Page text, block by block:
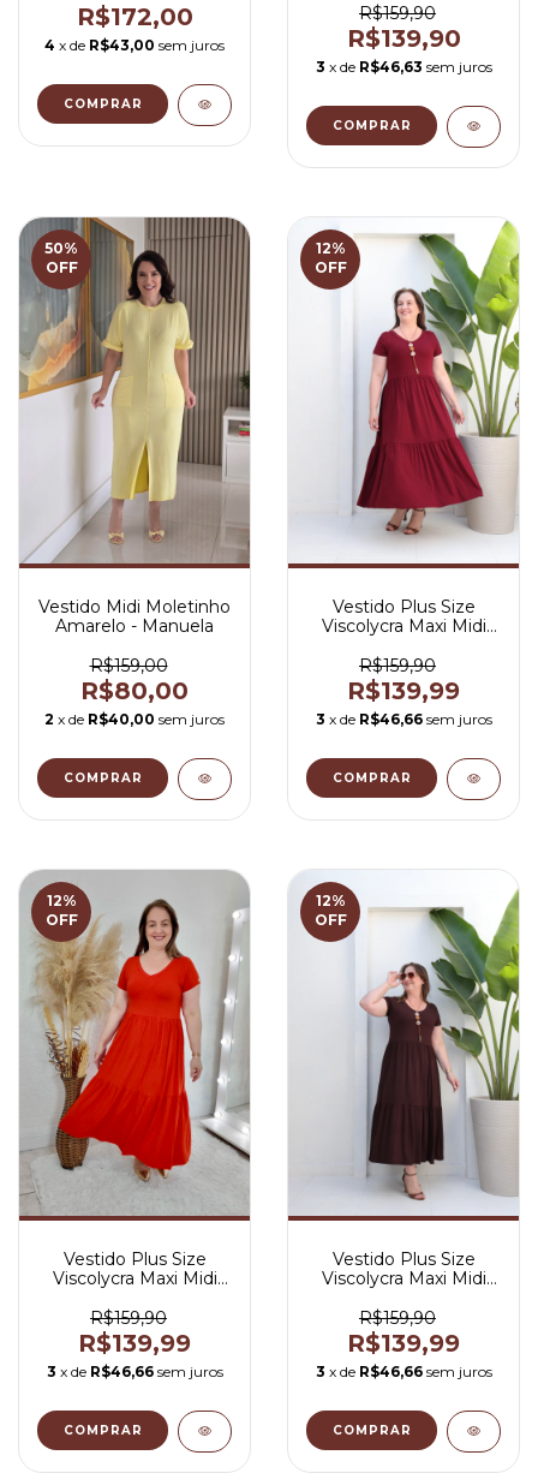
R$172,00
4 x de R$43,00 sem juros
COMPRAR
R$159,90
R$139,90
3 x de R$46,63 sem juros
COMPRAR
50%
OFF
Vestido Midi Moletinho
Amarelo - Manuela
R$159,00
R$80,00
2 x de R$40,00 sem juros
COMPRAR
12%
OFF
Vestido Plus Size
Viscolycra Maxi Midi
R$159,90
R$139,99
3 x de R$46,66 sem juros
COMPRAR
12%
OFF
Vestido Plus Size
Viscolycra Maxi Midi
Gabriela
R$159,90
R$139,99
3 x de R$46,66 sem juros
COMPRAR
12%
OFF
Vestido Plus Size
Viscolycra Maxi Midi
Gabriela
R$159,90
R$139,99
3 x de R$46,66 sem juros
COMPRAR